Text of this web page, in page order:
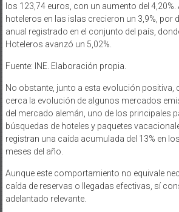
los 123,74 euros, con un aumento del
hoteleros en las islas crecieron un 3,9%, por
anual registrado en el conjunto del país,
Hoteleros avanzó un 5,02%.
Fuente: INE. Elaboración propia.
No obstante, junto a esta evolución positiva,
cerca la evolución de algunos mercados
del mercado alemán, uno de los principales
búsquedas de hoteles y paquetes
registran una caída acumulada del 13% en
meses del año.
Aunque este comportamiento no equivale
caída de reservas o llegadas efectivas, sí
adelantado relevante.